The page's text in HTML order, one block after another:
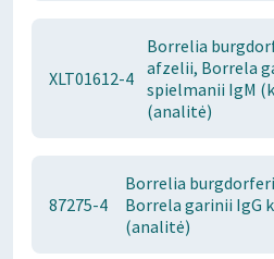
XLT01612-4
Borrelia
afzelii, Borrela
spielmanii IgM
(analitė)
87275-4
Borrelia
Borrela garinii IgG
(analitė)